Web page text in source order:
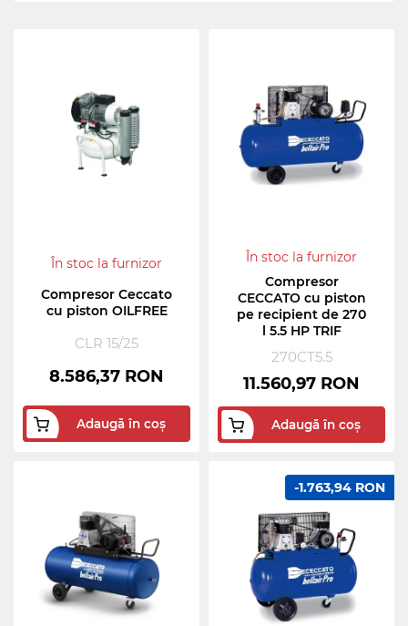
În stoc la furnizor
Compresor Ceccato
cu piston OILFREE
CLR 15/25
8.586,37 RON
Adaugă în coș
În stoc la furnizor
Compresor
CECCATO cu piston
pe recipient de 270
l 5.5 HP TRIF
270CT5.5
11.560,97 RON
Adaugă în coș
-1.763,94 RON